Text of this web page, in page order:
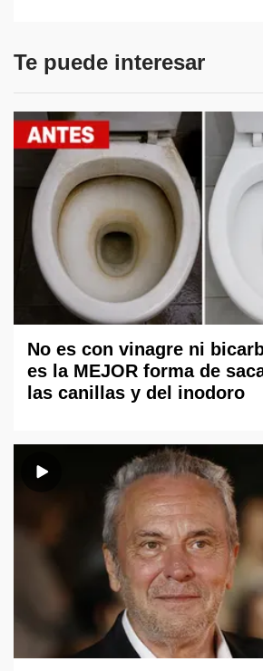
Te puede interesar
No es con vinagre ni
es la MEJOR forma de
las canillas y del inodoro